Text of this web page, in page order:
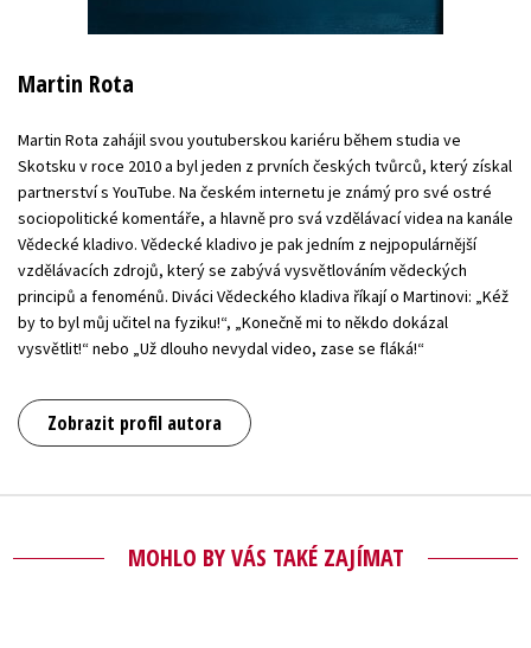
Martin Rota
Martin Rota zahájil svou youtuberskou kariéru během studia ve
Skotsku v roce 2010 a byl jeden z prvních českých tvůrců, který získal
partnerství s YouTube. Na českém internetu je známý pro své ostré
sociopolitické komentáře, a hlavně pro svá vzdělávací videa na kanále
Vědecké kladivo. Vědecké kladivo je pak jedním z nejpopulárnější
vzdělávacích zdrojů, který se zabývá vysvětlováním vědeckých
principů a fenoménů. Diváci Vědeckého kladiva říkají o Martinovi: „Kéž
by to byl můj učitel na fyziku!“, „Konečně mi to někdo dokázal
vysvětlit!“ nebo „Už dlouho nevydal video, zase se fláká!“
Zobrazit profil autora
MOHLO BY VÁS TAKÉ ZAJÍMAT